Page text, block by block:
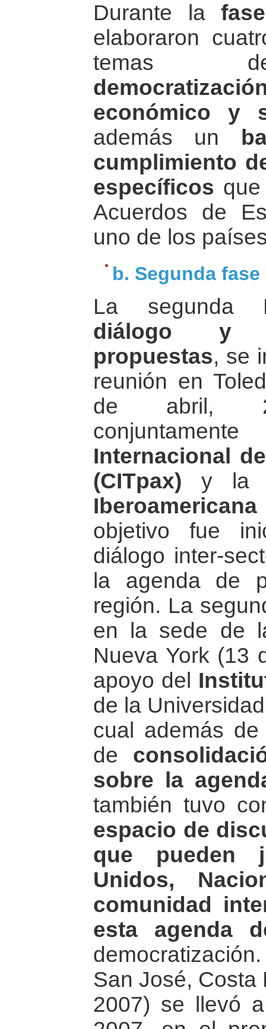
Durante la
elaboraron
económico y
además un
cumplimiento
específicos
Acuerdos de
uno de los
b. Segunda fase
La
diálogo y
propuestas, se
reunión en
de abril,
Internacional
(CITpax) y
objetivo fue
diálogo inter-
la agenda de
región. La
en la sede de
Nueva York (13
apoyo del
de la
cual además
de
sobre la
también tuvo
espacio de
que pueden
Unidos,
comunidad
esta agenda
San José, Costa
2007) se llevó